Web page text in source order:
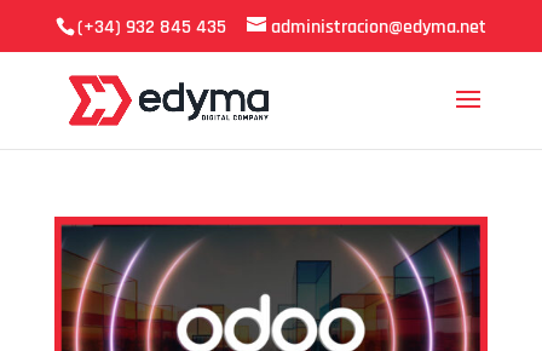
(+34) 932 845 435 administracion@edyma.net